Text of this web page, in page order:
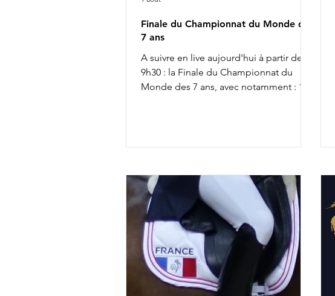
Finale du Championnat du Monde des
7 ans
A suivre en live aujourd'hui à partir de
9h30 : la Finale du Championnat du
Monde des 7 ans, avec notamment : 10h
12h05 : Charlotte Dujardin & Secret
ICI